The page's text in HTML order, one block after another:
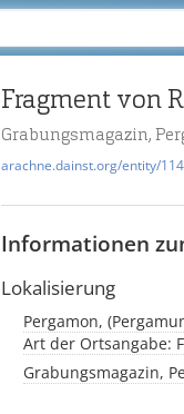
Fragment von
Grabungsmagazin,
arachne.dainst.org/entity/
Informationen
Lokalisierung
Art der Ortsangabe:
Grabungsmagazin,